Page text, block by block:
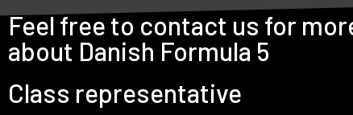
Feel free to contact us for
about Danish Formula 5
Class representative